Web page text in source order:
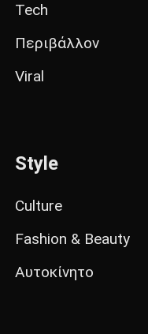
Tech
Περιβάλλον
Viral
Style
Culture
Fashion & Beauty
Αυτοκίνητο